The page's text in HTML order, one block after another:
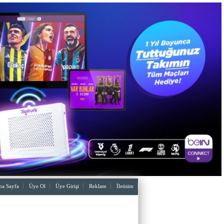
Sayfa Üye Ol Üye Girişi Reklam İletisim